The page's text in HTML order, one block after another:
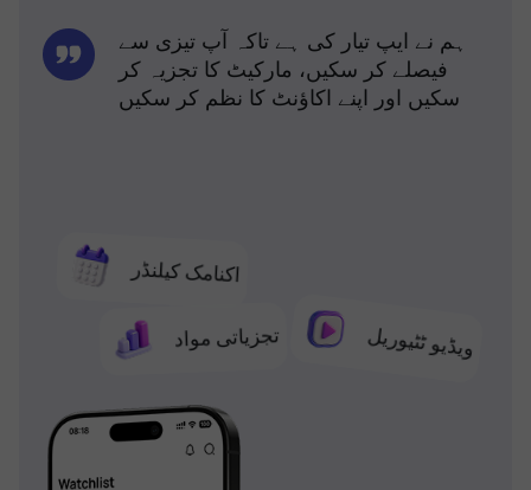
اکنامک کیلنڈر
تجزیاتی مواد ویڈیو ٹٹیوریل
ہم نے ایپ تیار کی ہے تاکہ آپ تیزی سے
فیصلے کر سکیں، مارکیٹ کا تجزیہ کر
سکیں اور اپنے اکاؤنٹ کا نظم کر سکیں